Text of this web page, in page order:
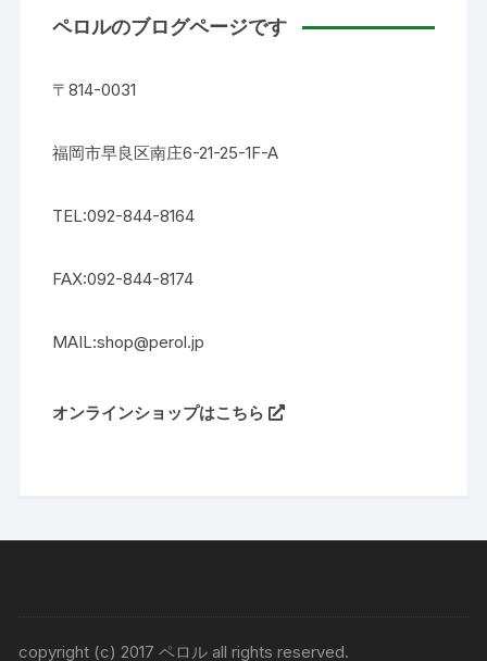
ペロルのブログページです
〒814-0031
福岡市早良区南庄6-21-25-1F-A
TEL:092-844-8164
FAX:092-844-8174
MAIL:shop@perol.jp
オンラインショップはこちら
copyright (c) 2017 ペロル all rights reserved.